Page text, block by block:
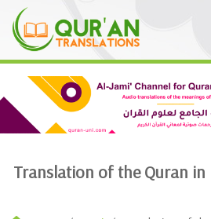
Translation of the Quran in